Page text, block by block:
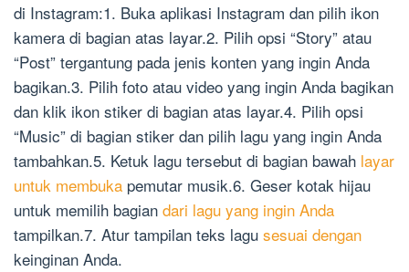
di Instagram:1. Buka aplikasi Instagram dan pilih ikon
kamera di bagian atas layar.2. Pilih opsi “Story” atau
“Post” tergantung pada jenis konten yang ingin Anda
bagikan.3. Pilih foto atau video yang ingin Anda bagikan
dan klik ikon stiker di bagian atas layar.4. Pilih opsi
“Music” di bagian stiker dan pilih lagu yang ingin Anda
tambahkan.5. Ketuk lagu tersebut di bagian bawah layar
untuk membuka pemutar musik.6. Geser kotak hijau
untuk memilih bagian dari lagu yang ingin Anda
tampilkan.7. Atur tampilan teks lagu sesuai dengan
keinginan Anda.